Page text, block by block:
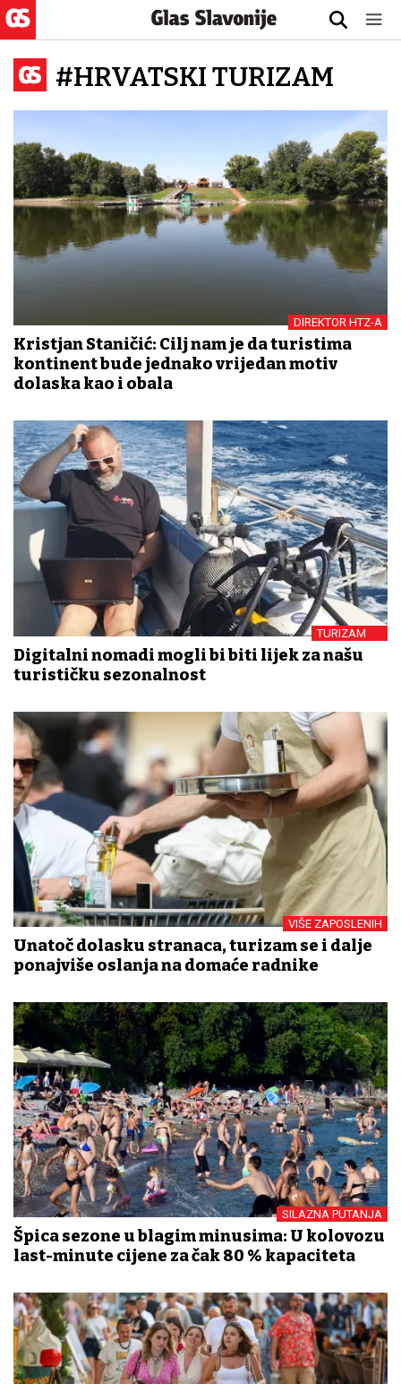
#HRVATSKI TURIZAM
DIREKTOR HTZ-A
Kristjan Staničić: Cilj nam je da turistima
kontinent bude jednako vrijedan motiv
dolaska kao i obala
TURIZAM
Digitalni nomadi mogli bi biti lijek za našu
turističku sezonalnost
VIŠE ZAPOSLENIH
Unatoč dolasku stranaca, turizam se i dalje
ponajviše oslanja na domaće radnike
SILAZNA PUTANJA
Špica sezone u blagim minusima: U kolovozu
last-minute cijene za čak 80 % kapaciteta